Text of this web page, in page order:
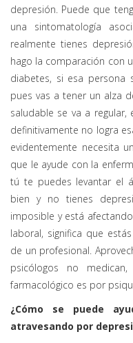
depresión. Puede que
una sintomatología
realmente tienes
hago la comparación con
diabetes, si esa persona
pues vas a tener un alza
saludable se va a
definitivamente no logra
evidentemente necesita
que le ayude con la
tú te puedes levantar el
bien y no tienes
imposible y está
laboral, significa que
de un profesional.
psicólogos no
farmacológico es por
¿Cómo se puede
atravesando por